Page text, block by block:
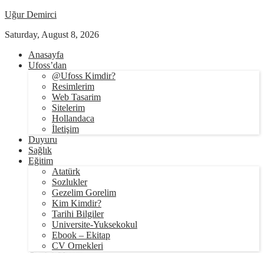
Uğur Demirci
Saturday, August 8, 2026
Anasayfa
Ufoss’dan
@Ufoss Kimdir?
Resimlerim
Web Tasarim
Sitelerim
Hollandaca
İletişim
Duyuru
Sağlık
Eğitim
Atatürk
Sozlukler
Gezelim Gorelim
Kim Kimdir?
Tarihi Bilgiler
Universite-Yuksekokul
Ebook – Ekitap
CV Ornekleri